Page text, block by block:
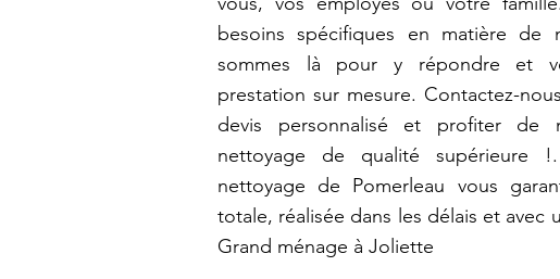
besoins spécifiques en matière de
sommes là pour y répondre et
prestation sur mesure. Contactez-
devis personnalisé et profiter de
nettoyage de qualité supérieure
nettoyage de Pomerleau vous
totale, réalisée dans les délais et avec
Grand ménage à Joliette